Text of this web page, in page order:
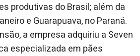
produtivas do Brasil; além da
e Guarapuava, no Paraná.
a empresa adquiriu a Seven
especializada em pães